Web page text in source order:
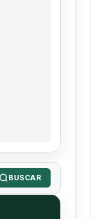
BUSCAR